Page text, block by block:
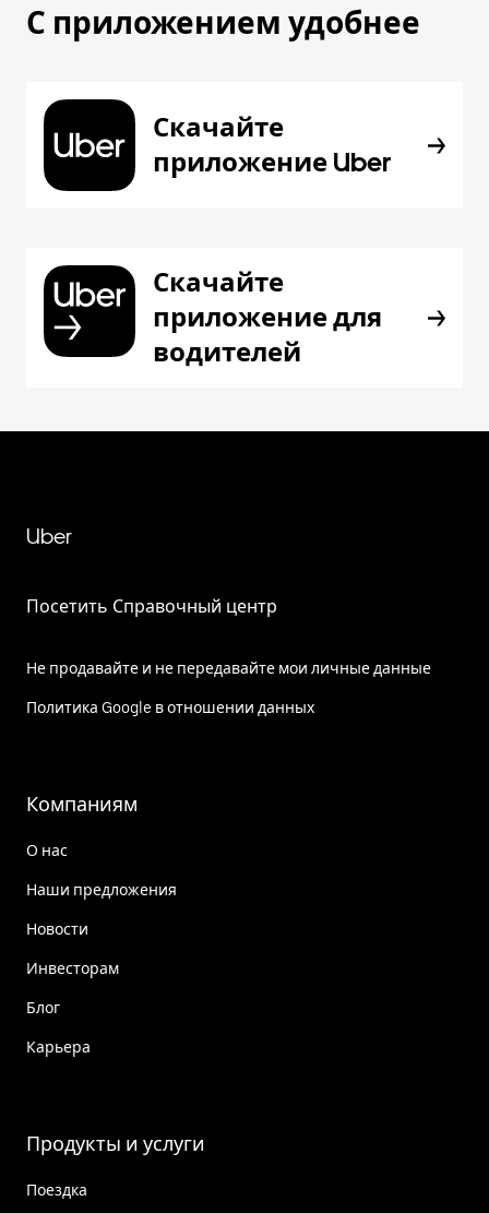
С приложением удобнее
Скачайте
приложение Uber
Скачайте
приложение для
водителей
Uber
Посетить Справочный центр
Не продавайте и не передавайте мои личные данные
Политика Google в отношении данных
Компаниям
О нас
Наши предложения
Новости
Инвесторам
Блог
Карьера
Продукты и услуги
Поездка